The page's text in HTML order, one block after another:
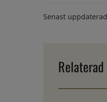
Senast uppdaterad